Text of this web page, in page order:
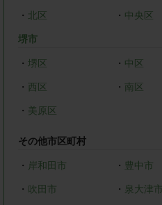
・ 北区 ・ 中央区
堺市
・ 堺区 ・ 中区
・ 西区 ・ 南区
・ 美原区
その他市区町村
・ 岸和田市 ・ 豊中市
・ 吹田市 ・ 泉大津市